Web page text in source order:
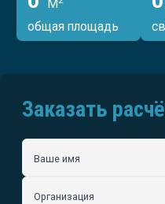
М
общая площадь
Заказать
Ваше имя
Организация